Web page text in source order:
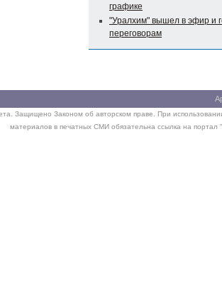
графике
"Уралхим" вышел в эфир и
переговорам
Защищено Законом об авторском праве. При
материалов в печатных СМИ обязательна ссылка на